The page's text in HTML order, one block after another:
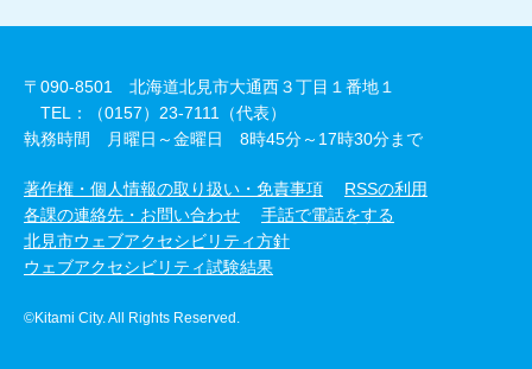
〒090-8501 北海道北見市大通西３丁目１番地１
TEL：（0157）23-7111（代表）
執務時間 月曜日～金曜日 8時45分～17時30分まで
著作権・個人情報の取り扱い・免責事項
RSSの利用
各課の連絡先・お問い合わせ
手話で電話をする
北見市ウェブアクセシビリティ方針
ウェブアクセシビリティ試験結果
©Kitami City. All Rights Reserved.